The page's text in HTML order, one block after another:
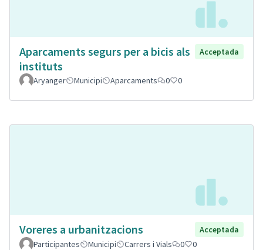
Aparcaments segurs per a bicis als
instituts
Acceptada
Aryanger Municipi Aparcaments 0 0
Voreres a urbanitzacions
Acceptada
Participantes
Municipi Carrers i Vials 0 0